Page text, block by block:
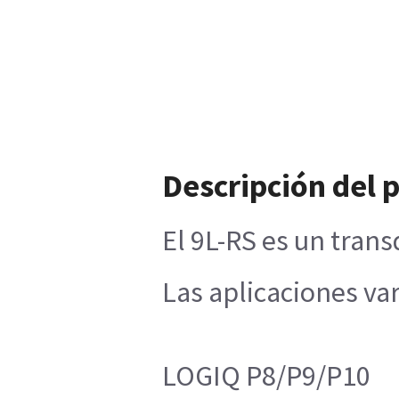
Descripción del
El 9L-RS es un
Las aplicaciones
LOGIQ P8/P9/P10